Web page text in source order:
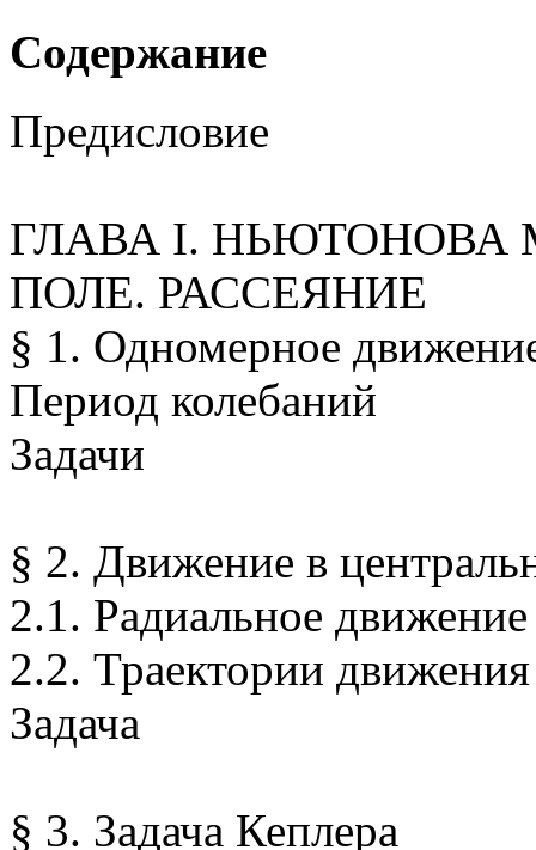
Содержание
Предисловие
ГЛАВА I. НЬЮТОНОВА
ПОЛЕ. РАССЕЯНИЕ
§ 1. Одномерное
Период колебаний
Задачи
§ 2. Движение в
2.1. Радиальное движение
2.2. Траектории движения
Задача
§ 3. Задача Кеплера